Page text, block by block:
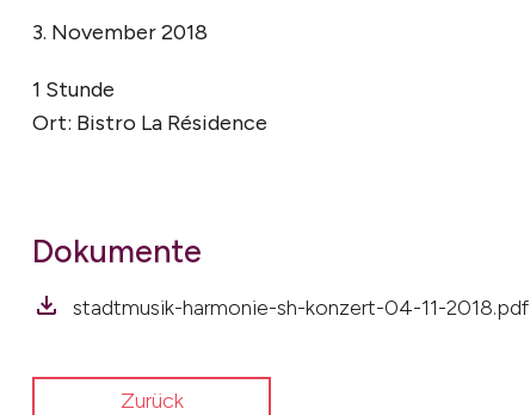
3. November 2018
1 Stunde
Ort: Bistro La Résidence
Dokumente
stadtmusik-harmonie-sh-konzert-04-11-2018.pdf
Zurück